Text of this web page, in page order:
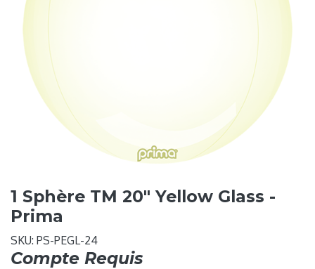
1 Sphère TM 20" Yellow Glass -
Prima
SKU: PS-PEGL-24
Compte Requis